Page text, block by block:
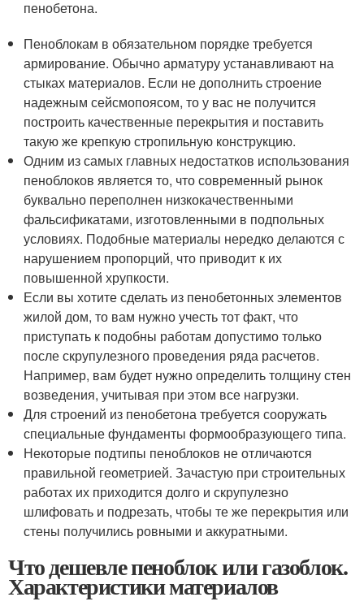
пенобетона.
Пеноблокам в обязательном порядке требуется
армирование. Обычно арматуру устанавливают на
стыках материалов. Если не дополнить строение
надежным сейсмопоясом, то у вас не получится
построить качественные перекрытия и поставить
такую же крепкую стропильную конструкцию.
Одним из самых главных недостатков использования
пеноблоков является то, что современный рынок
буквально переполнен низкокачественными
фальсификатами, изготовленными в подпольных
условиях. Подобные материалы нередко делаются с
нарушением пропорций, что приводит к их
повышенной хрупкости.
Если вы хотите сделать из пенобетонных элементов
жилой дом, то вам нужно учесть тот факт, что
приступать к подобны работам допустимо только
после скрупулезного проведения ряда расчетов.
Например, вам будет нужно определить толщину стен
возведения, учитывая при этом все нагрузки.
Для строений из пенобетона требуется сооружать
специальные фундаменты формообразующего типа.
Некоторые подтипы пеноблоков не отличаются
правильной геометрией. Зачастую при строительных
работах их приходится долго и скрупулезно
шлифовать и подрезать, чтобы те же перекрытия или
стены получились ровными и аккуратными.
Что дешевле пеноблок или газоблок.
Характеристики материалов